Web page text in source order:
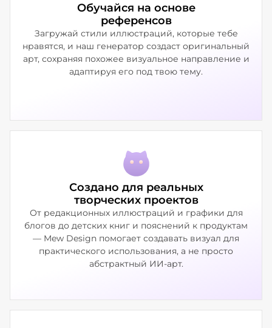
Обучайся на основе
референсов
Загружай стили иллюстраций, которые тебе
нравятся, и наш генератор создаст оригинальный
арт, сохраняя похожее визуальное направление и
адаптируя его под твою тему.
Создано для реальных
творческих проектов
От редакционных иллюстраций и графики для
блогов до детских книг и пояснений к продуктам
— Mew Design помогает создавать визуал для
практического использования, а не просто
абстрактный ИИ-арт.